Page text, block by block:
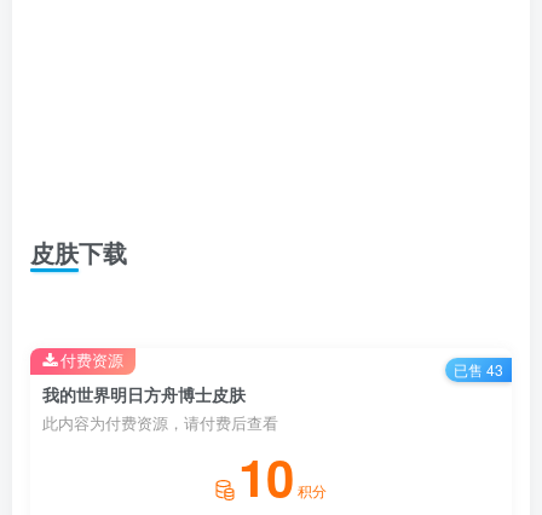
皮肤下载
我的世界明日方舟博士皮肤
此内容为付费资源，请付费后查看
10 积分
付费资源 已售 43